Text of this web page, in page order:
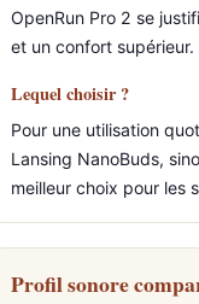
OpenRun Pro 2 se
et un confort supérieur.
Lequel choisir ?
Pour une utilisation
Lansing NanoBuds,
meilleur choix pour les
Profil sonore